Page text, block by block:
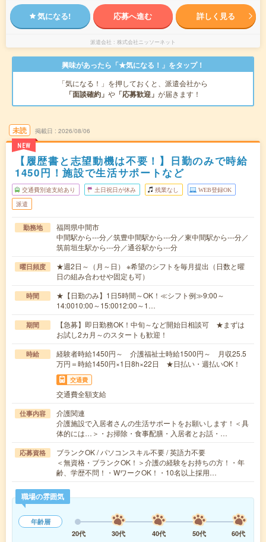
気になる! 応募へ進む 詳しく見る
派遣会社 株式会社ニッソーネット
興味があったら「★気になる！」をタップ！
「気になる！」を押しておくと、派遣会社から
「面談確約」 や 「応募歓迎」 が届きます！
未読
NEW
掲載日 2026/08/06
【履歴書と志望動機は不要！】日勤のみで時給
1450円！施設で生活サポートなど
交通費別途支給あり 土日祝日が休み 残業なし WEB登録OK
派遣
勤務地
福岡県中間市
中間駅から---分／筑豊中間駅から---分／東中間駅から---分／
筑前垣生駅から---分／通谷駅から---分
曜日頻度
★週2日～（月～日） ※希望のシフトを毎月提出（日数と曜
日の組み合わせや固定も可）
時間
★【日勤のみ】1日5時間～OK！≪シフト例≫9:00～
14:0010:00～15:0012:00～1…
期間
【急募】即日勤務OK！中旬～など開始日相談可 ★まずは
お試し2カ月～のスタートも歓迎！
時給
経験者時給1450円～ 介護福祉士時給1500円～ 月収25.5
万円＝時給1450円×1日8h×22日 ★日払い・週払いOK！
交通費
交通費全額支給
仕事内容
介護関連
介護施設で入居者さんの生活サポートをお願いします！＜具
体的には…＞・お掃除・食事配膳・入居者とお話・…
応募資格
ブランクOK / パソコンスキル不要 / 英語力不要
＜無資格・ブランクOK！＞介護の経験をお持ちの方！・年
齢、学歴不問！・WワークOK！・10名以上採用…
職場の雰囲気
年齢層
20代
30代 40代 50代
60代